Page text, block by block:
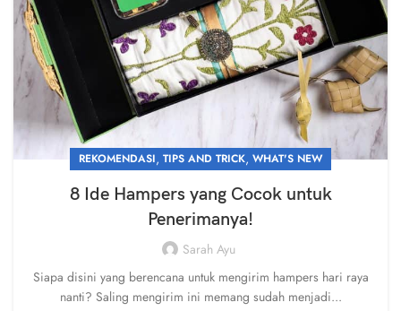
REKOMENDASI, TIPS AND TRICK, WHAT'S NEW
8 Ide Hampers yang Cocok untuk
Penerimanya!
Sarah Ayu
Siapa disini yang berencana untuk mengirim hampers hari raya
nanti? Saling mengirim ini memang sudah menjadi...